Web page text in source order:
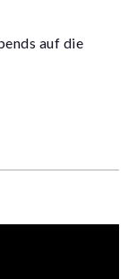
auf die